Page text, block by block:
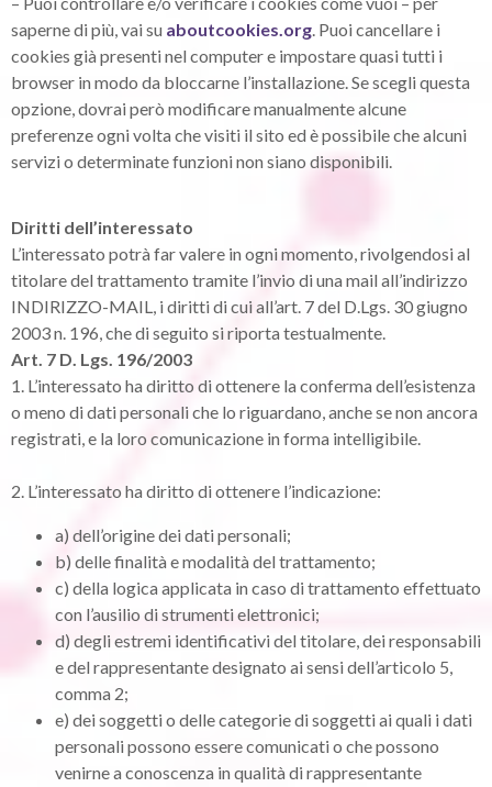
saperne di più, vai su aboutcookies.org. Puoi cancellare i
cookies già presenti nel computer e impostare quasi tutti i
browser in modo da bloccarne l’installazione. Se scegli questa
opzione, dovrai però modificare manualmente alcune
preferenze ogni volta che visiti il sito ed è possibile che alcuni
servizi o determinate funzioni non siano disponibili.
Diritti dell’interessato
L’interessato potrà far valere in ogni momento, rivolgendosi al
titolare del trattamento tramite l’invio di una mail all’indirizzo
INDIRIZZO-MAIL, i diritti di cui all’art. 7 del D.Lgs. 30 giugno
2003 n. 196, che di seguito si riporta testualmente.
Art. 7 D. Lgs. 196/2003
1. L’interessato ha diritto di ottenere la conferma dell’esistenza
o meno di dati personali che lo riguardano, anche se non ancora
registrati, e la loro comunicazione in forma intelligibile.
2. L’interessato ha diritto di ottenere l’indicazione:
a) dell’origine dei dati personali;
b) delle finalità e modalità del trattamento;
c) della logica applicata in caso di trattamento effettuato
con l’ausilio di strumenti elettronici;
d) degli estremi identificativi del titolare, dei responsabili
e del rappresentante designato ai sensi dell’articolo 5,
comma 2;
e) dei soggetti o delle categorie di soggetti ai quali i dati
personali possono essere comunicati o che possono
venirne a conoscenza in qualità di rappresentante